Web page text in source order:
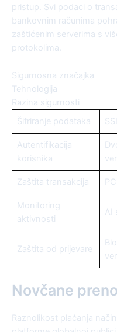
pristup. Svi podaci o
bankovnim računima
zaštićenim serverima s
protokolima.
Sigurnosna značajka
Tehnologija
Razina sigurnosti
Šifriranje podataka
Autentifikacija
korisnika
Zaštita transakcija
Monitoring
aktivnosti
AI
Zaštita od prijevare
Novčane
Raznolikost plaćanja